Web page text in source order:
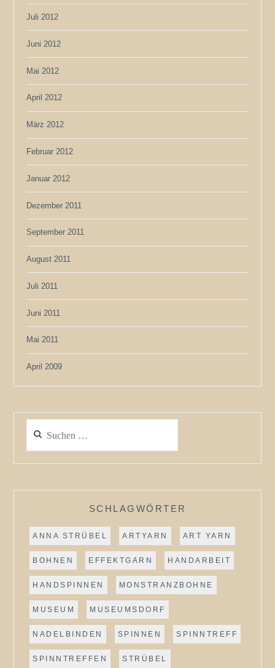
Juli 2012
Juni 2012
Mai 2012
April 2012
März 2012
Februar 2012
Januar 2012
Dezember 2011
September 2011
August 2011
Juli 2011
Juni 2011
Mai 2011
April 2009
nach:
SCHLAGWÖRTER
ANNA STRÜBEL ARTYARN ART YARN
BOHNEN EFFEKTGARN HANDARBEIT
HANDSPINNEN MONSTRANZBOHNE
MUSEUM MUSEUMSDORF
NADELBINDEN SPINNEN SPINNTREFF
SPINNTREFFEN STRÜBEL